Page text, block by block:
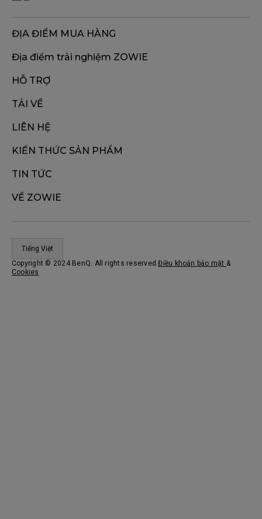
ĐỊA ĐIỂM MUA HÀNG
Địa điểm trải nghiệm ZOWIE
HỖ TRỢ
TẢI VỀ
LIÊN HỆ
KIẾN THỨC SẢN PHẨM
TIN TỨC
VỀ ZOWIE
Tiếng Việt
Copyright © 2024 BenQ. All rights reserved.Điều khoản bảo mật &
Cookies